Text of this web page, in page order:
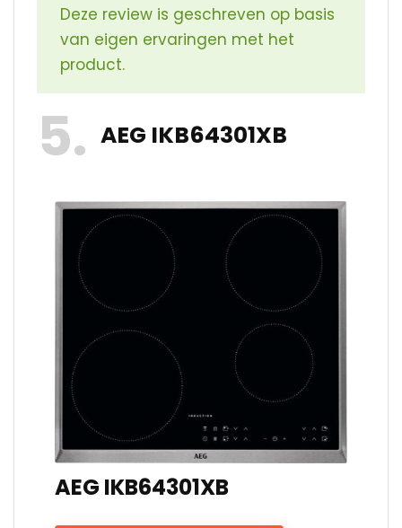
Deze review is geschreven op basis
van eigen ervaringen met het
product.
5 AEG IKB64301XB
AEG IKB64301XB